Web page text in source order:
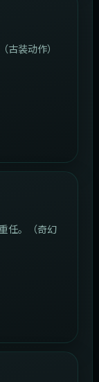
装动作）
任。（奇幻